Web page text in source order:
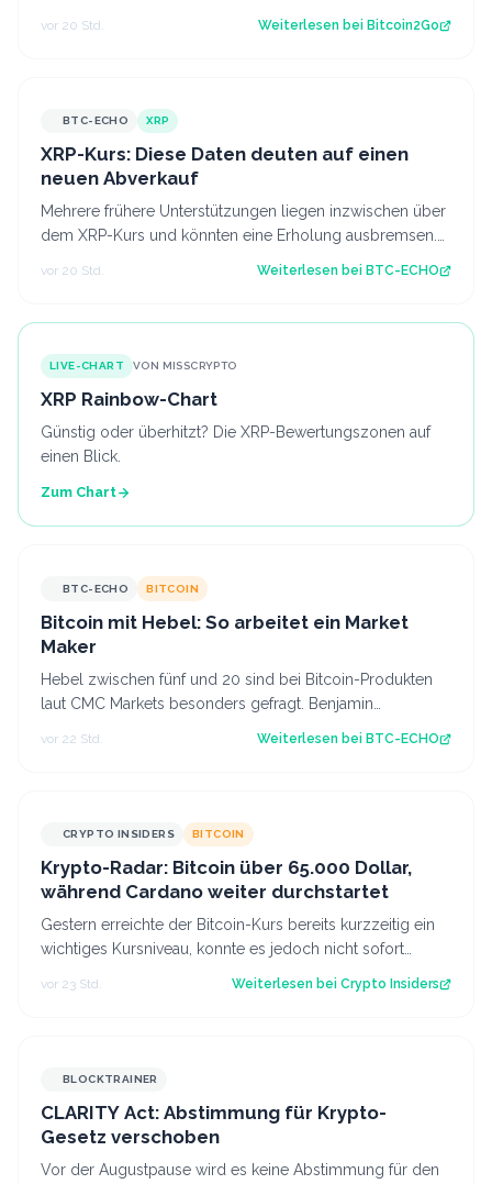
vor 20 Std. Weiterlesen bei Bitcoin2Go
BTC-ECHO XRP
XRP-Kurs: Diese Daten deuten auf einen
neuen Abverkauf
Mehrere frühere Unterstützungen liegen inzwischen über
dem XRP-Kurs und könnten eine Erholung ausbremsen.
vor 20 Std. Weiterlesen bei BTC-ECHO
LIVE-CHART VON MISSCRYPTO
XRP Rainbow-Chart
Günstig oder überhitzt? Die XRP-Bewertungszonen auf
einen Blick.
Zum Chart
BTC-ECHO BITCOIN
Bitcoin mit Hebel: So arbeitet ein Market
Maker
Hebel zwischen fünf und 20 sind bei Bitcoin-Produkten
laut CMC Markets besonders gefragt. Benjamin
vor 22 Std. Weiterlesen bei BTC-ECHO
CRYPTO INSIDERS BITCOIN
Krypto-Radar: Bitcoin über 65.000 Dollar,
während Cardano weiter durchstartet
Gestern erreichte der Bitcoin-Kurs bereits kurzzeitig ein
wichtiges Kursniveau, konnte es jedoch nicht sofort
vor 23 Std. Weiterlesen bei Crypto Insiders
BLOCKTRAINER
CLARITY Act: Abstimmung für Krypto-
Gesetz verschoben
Vor der Augustpause wird es keine Abstimmung für den